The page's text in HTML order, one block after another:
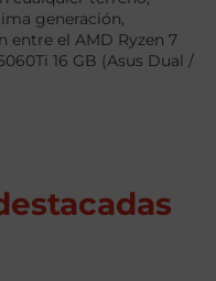
generación,
entre el AMD Ryzen 7
16 GB (Asus Dual /